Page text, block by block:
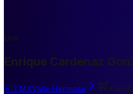
Live
Enrique Cardenaz
🇲🇽MXValle Hermoso